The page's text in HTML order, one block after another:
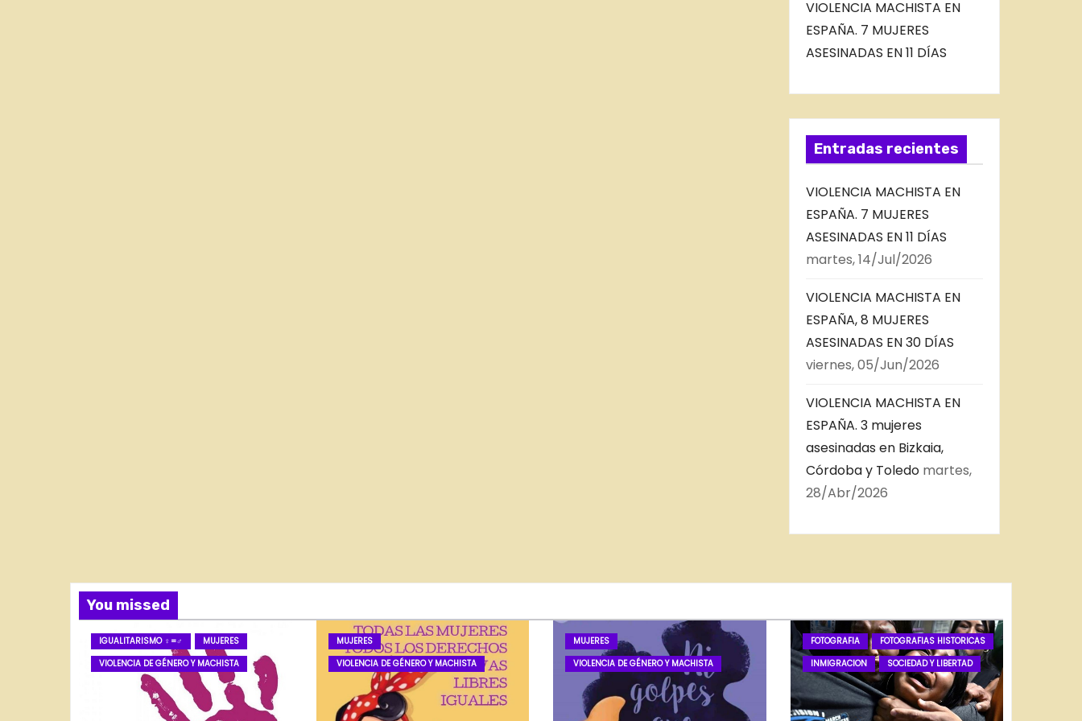
VIOLENCIA MACHISTA EN
ESPAÑA. 7 MUJERES
ASESINADAS EN 11 DÍAS
Entradas recientes
VIOLENCIA MACHISTA EN
ESPAÑA. 7 MUJERES
ASESINADAS EN 11 DÍAS
martes, 14/Jul/2026
VIOLENCIA MACHISTA EN
ESPAÑA, 8 MUJERES
ASESINADAS EN 30 DÍAS
viernes, 05/Jun/2026
VIOLENCIA MACHISTA EN
ESPAÑA. 3 mujeres
asesinadas en Bizkaia,
Córdoba y Toledo martes,
28/Abr/2026
You missed
IGUALITARISMO ♀=♂
MUJERES
VIOLENCIA DE GÉNERO Y MACHISTA
MUJERES
VIOLENCIA DE GÉNERO Y MACHISTA
MUJERES
VIOLENCIA DE GÉNERO Y MACHISTA
FOTOGRAFIA
FOTOGRAFIAS HISTORICAS
INMIGRACION
SOCIEDAD Y LIBERTAD